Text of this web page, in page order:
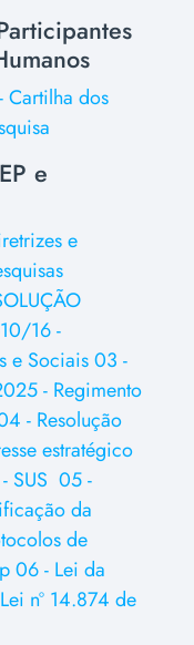
Cartilha dos
e
e
16 -
e Sociais 03 -
- Regimento
- Resolução
estratégico
SUS 05 -
da
de
06 - Lei da
nº 14.874 de